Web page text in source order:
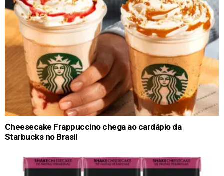
Cheesecake Frappuccino chega ao cardápio da
Starbucks no Brasil